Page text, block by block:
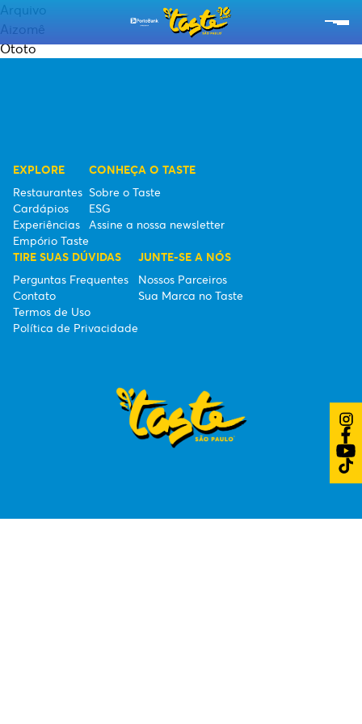
RESTAURANTES
EMPÓRIO TASTE
SOBRE O TASTE
ESG
SEBRAE
ASSINE A NOSSA NEWSLETTER
Arquivo
Aizomê
Ototo
EXPLORE
Restaurantes
Cardápios
Experiências
Empório Taste
CONHEÇA O TASTE
Sobre o Taste
ESG
Assine a nossa newsletter
TIRE SUAS DÚVIDAS
Perguntas Frequentes
Contato
Termos de Uso
Política de Privacidade
JUNTE-SE A NÓS
Nossos Parceiros
Sua Marca no Taste